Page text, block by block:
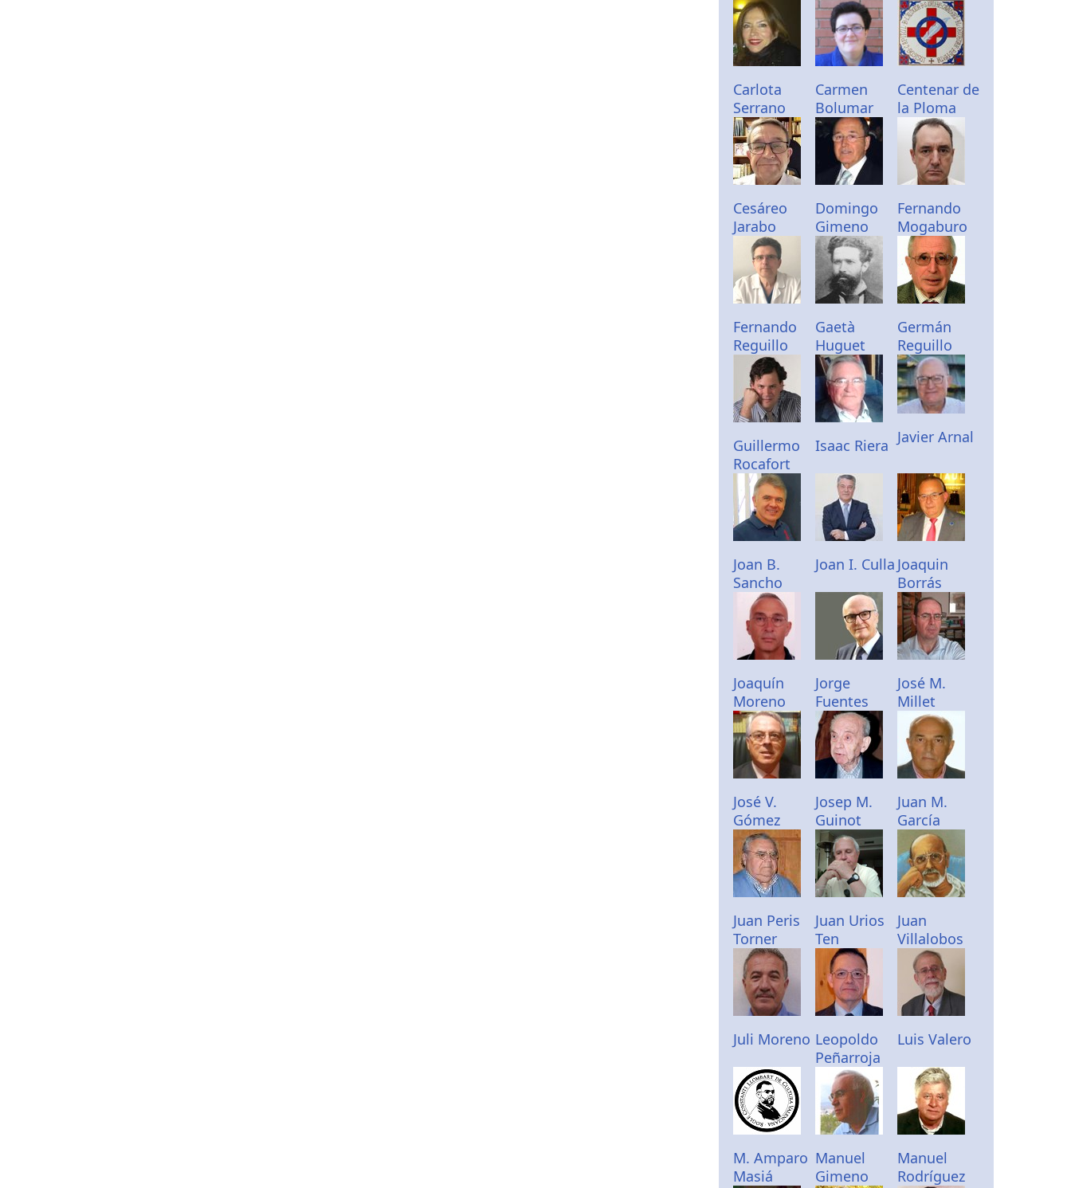
Carlota
Serrano
Carmen
Bolumar
Centenar de
la Ploma
Cesáreo
Jarabo
Domingo
Gimeno
Fernando
Mogaburo
Fernando
Reguillo
Gaetà
Huguet
Germán
Reguillo
Guillermo
Rocafort
Isaac Riera Javier Arnal
Joan B.
Sancho
Joan I. Culla Joaquin
Borrás
Joaquín
Moreno
Jorge
Fuentes
José M.
Millet
José V.
Gómez
Josep M.
Guinot
Juan M.
García
Juan Peris
Torner
Juan Urios
Ten
Juan
Villalobos
Juli Moreno Leopoldo
Peñarroja
Luis Valero
M. Amparo
Masiá
Manuel
Gimeno
Manuel
Rodríguez